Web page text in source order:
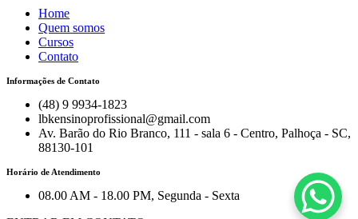
Home
Quem somos
Cursos
Contato
Informações de Contato
(48) 9 9934-1823
lbkensinoprofissional@gmail.com
Av. Barão do Rio Branco, 111 - sala 6 - Centro, Palhoça - SC,
88130-101
Horário de Atendimento
08.00 AM - 18.00 PM, Segunda - Sexta